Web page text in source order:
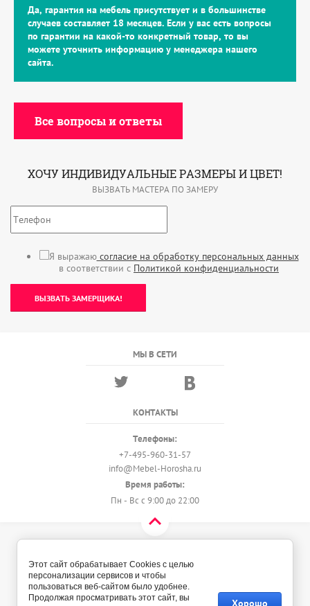
Да, гарантия на мебель присутствует и в большинстве
случаев составляет 18 месяцев. Если у вас есть вопросы
по гарантии на какой-то конкретный товар, то вы
можете уточнить информацию у менеджера нашего
сайта.
Все вопросы и ответы
ХОЧУ ИНДИВИДУАЛЬНЫЕ РАЗМЕРЫ И ЦВЕТ!
ВЫЗВАТЬ МАСТЕРА ПО ЗАМЕРУ
Я выражаюсогласие на обработку персональных данных
в соответствии с Политикой конфиденциальности
ВЫЗВАТЬ ЗАМЕРЩИКА!
МЫ В СЕТИ
КОНТАКТЫ
Телефоны:
+7-495-960-31-57
info@Mebel-Horosha.ru
Время работы:
Пн - Вс с 9:00 до 22:00
Политика конфиденциальности
Этот сайт обрабатывает Cookies с целью
персонализации сервисов и чтобы
пользоваться веб-сайтом было удобнее.
Продолжая просматривать этот сайт, вы
Хорошо